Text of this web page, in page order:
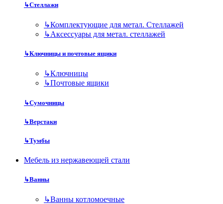
↳Стеллажи
↳Комплектующие для метал. Стеллажей
↳Аксессуары для метал. стеллажей
↳Ключницы и почтовые ящики
↳Ключницы
↳Почтовые ящики
↳Сумочницы
↳Верстаки
↳Тумбы
Мебель из нержавеющей стали
↳Ванны
↳Ванны котломоечные